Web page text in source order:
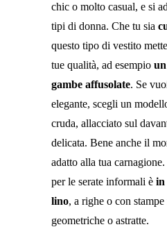
chic o molto casual, e si
tipi di donna. Che tu sia
questo tipo di vestito
tue qualità, ad esempio
gambe affusolate. Se
elegante, scegli un
cruda, allacciato sul
delicata. Bene anche il
adatto alla tua
per le serate informali è in
lino, a righe o con
geometriche o astratte.